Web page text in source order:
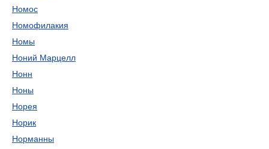
Номос
Номофилакия
Номы
Ноний Марцелл
Нонн
Ноны
Норея
Норик
Норманны